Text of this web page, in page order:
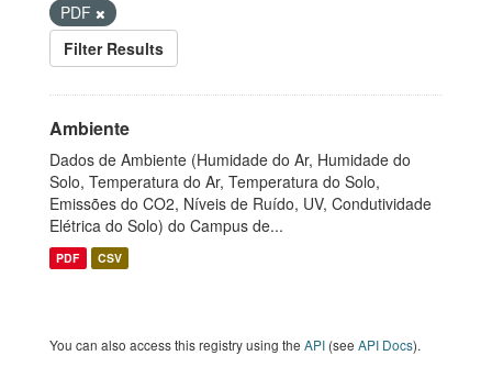
PDF
Filter Results
Ambiente
Dados de Ambiente (Humidade do Ar, Humidade do
Solo, Temperatura do Ar, Temperatura do Solo,
Emissões do CO2, Níveis de Ruído, UV, Condutividade
Elétrica do Solo) do Campus de...
PDF CSV
You can also access this registry using the API (see API Docs).